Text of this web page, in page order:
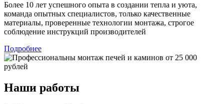
Более 10 лет успешного опыта в создании тепла и уюта,
команда опытных специалистов, только качественные
материалы, проверенные технологии монтажа, строгое
соблюдение инструкций производителей
Подробнее
Наши работы